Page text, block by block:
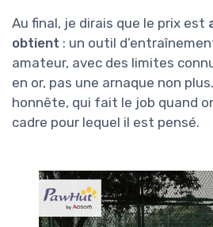
Au final, je dirais que le prix est
obtient : un outil
amateur, avec des limites
en or, pas une arnaque non
honnête, qui fait le job quand
cadre pour lequel il est pensé.